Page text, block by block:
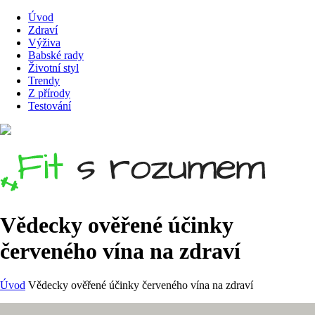
Úvod
Zdraví
Výživa
Babské rady
Životní styl
Trendy
Z přírody
Testování
Vědecky ověřené účinky
červeného vína na zdraví
Úvod Vědecky ověřené účinky červeného vína na zdraví